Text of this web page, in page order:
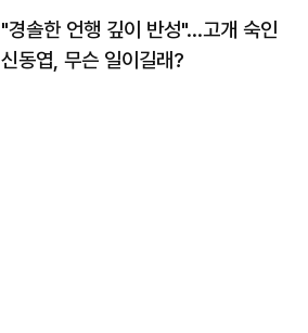
"경솔한 언행 깊이 반성"…고개 숙인
신동엽, 무슨 일이길래?